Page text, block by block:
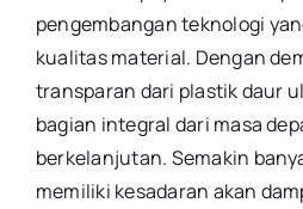
pengembangan teknologi
kualitas material. Dengan
transparan dari plastik daur
bagian integral dari masa
berkelanjutan. Semakin
memiliki kesadaran akan